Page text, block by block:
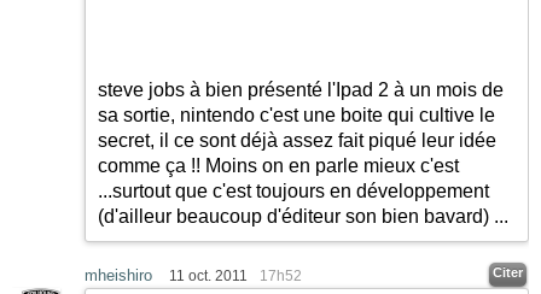
steve jobs à bien présenté l'Ipad 2 à un mois de
sa sortie, nintendo c'est une boite qui cultive le
secret, il ce sont déjà assez fait piqué leur idée
comme ça !! Moins on en parle mieux c'est
...surtout que c'est toujours en développement
(d'ailleur beaucoup d'éditeur son bien bavard) ...
mheishiro 11 oct. 2011 17h52 Citer